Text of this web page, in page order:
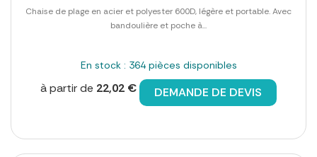
Chaise de plage en acier et polyester 600D, légère et portable. Avec
bandoulière et poche à...
En stock : 364 pièces disponibles
à partir de 22,02 € DEMANDE DE DEVIS